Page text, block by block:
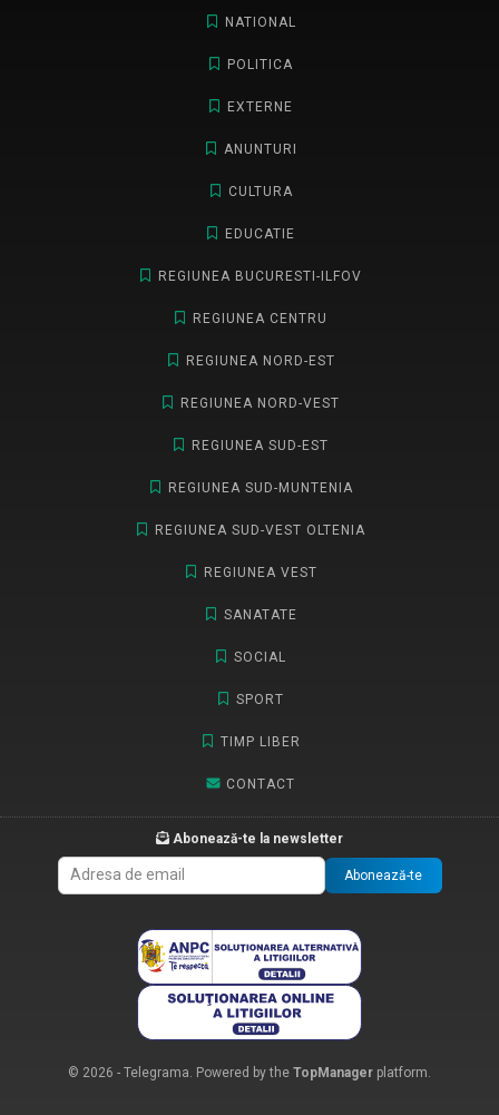
NATIONAL
POLITICA
EXTERNE
ANUNTURI
CULTURA
EDUCATIE
REGIUNEA BUCURESTI-ILFOV
REGIUNEA CENTRU
REGIUNEA NORD-EST
REGIUNEA NORD-VEST
REGIUNEA SUD-EST
REGIUNEA SUD-MUNTENIA
REGIUNEA SUD-VEST OLTENIA
REGIUNEA VEST
SANATATE
SOCIAL
SPORT
TIMP LIBER
CONTACT
Abonează-te la newsletter
Abonează-te
© 2026 - Telegrama. Powered by the TopManager platform.